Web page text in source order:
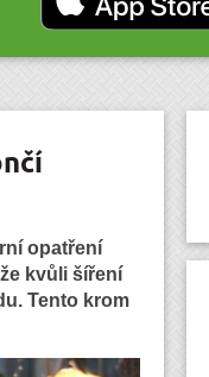
opatření
kvůli šíření
Tento krom